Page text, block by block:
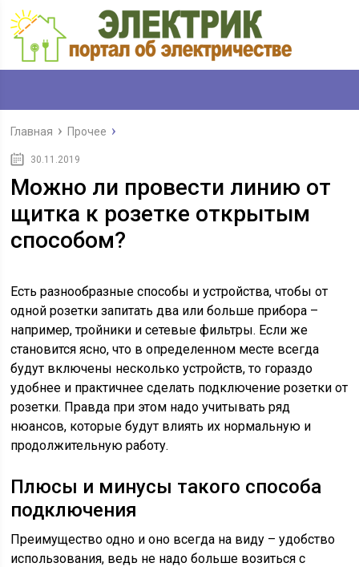
Главная Прочее
30.11.2019
Можно ли провести линию от
щитка к розетке открытым
способом?
Есть разнообразные способы и устройства, чтобы от
одной розетки запитать два или больше прибора –
например, тройники и сетевые фильтры. Если же
становится ясно, что в определенном месте всегда
будут включены несколько устройств, то гораздо
удобнее и практичнее сделать подключение розетки от
розетки. Правда при этом надо учитывать ряд
нюансов, которые будут влиять их нормальную и
продолжительную работу.
Плюсы и минусы такого способа
подключения
Преимущество одно и оно всегда на виду – удобство
использования, ведь не надо больше возиться с